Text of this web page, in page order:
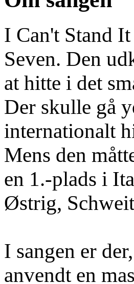
I Can't Stand
Seven. Den
at hitte i det
Der skulle gå
internationalt
Mens den
en 1.-plads i
Østrig,
I sangen er
anvendt en